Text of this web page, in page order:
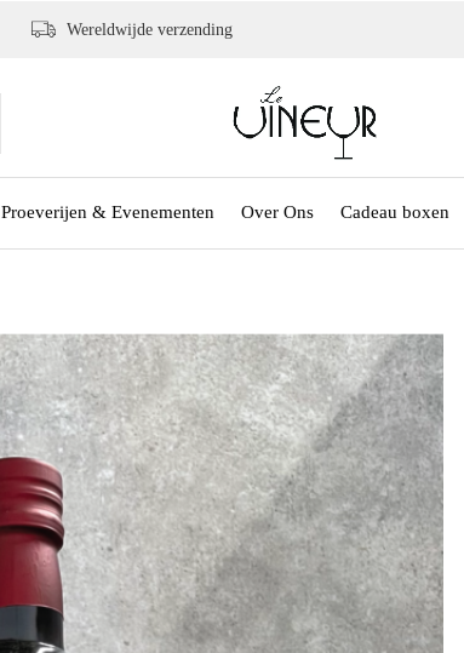
Proeverijen & Evenementen Over Ons Cadeau boxen
Wereldwijde verzending